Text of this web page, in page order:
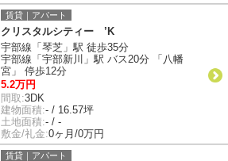
賃貸｜アパート
クリスタルシティー ’K
宇部線「琴芝」駅 徒歩35分
宇部線「宇部新川」駅 バス20分 「八幡
宮」 停歩12分
5.2万円
間取:3DK
建物面積:- / 16.57坪
土地面積:- / -
敷金/礼金:0ヶ月/0万円
賃貸｜アパート